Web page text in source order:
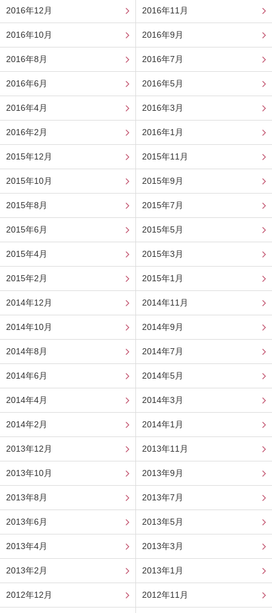
2016年12月 2016年11月
2016年10月 2016年9月
2016年8月 2016年7月
2016年6月 2016年5月
2016年4月 2016年3月
2016年2月 2016年1月
2015年12月 2015年11月
2015年10月 2015年9月
2015年8月 2015年7月
2015年6月 2015年5月
2015年4月 2015年3月
2015年2月 2015年1月
2014年12月 2014年11月
2014年10月 2014年9月
2014年8月 2014年7月
2014年6月 2014年5月
2014年4月 2014年3月
2014年2月 2014年1月
2013年12月 2013年11月
2013年10月 2013年9月
2013年8月 2013年7月
2013年6月 2013年5月
2013年4月 2013年3月
2013年2月 2013年1月
2012年12月 2012年11月